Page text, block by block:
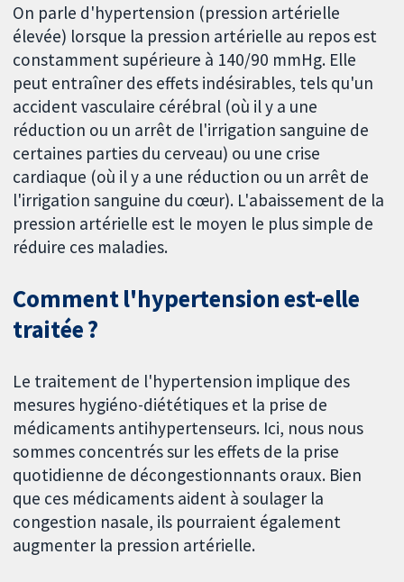
On parle d'hypertension (pression artérielle
élevée) lorsque la pression artérielle au repos est
constamment supérieure à 140/90 mmHg. Elle
peut entraîner des effets indésirables, tels qu'un
accident vasculaire cérébral (où il y a une
réduction ou un arrêt de l'irrigation sanguine de
certaines parties du cerveau) ou une crise
cardiaque (où il y a une réduction ou un arrêt de
l'irrigation sanguine du cœur). L'abaissement de la
pression artérielle est le moyen le plus simple de
réduire ces maladies.
Comment l'hypertension est-elle
traitée ?
Le traitement de l'hypertension implique des
mesures hygiéno-diététiques et la prise de
médicaments antihypertenseurs. Ici, nous nous
sommes concentrés sur les effets de la prise
quotidienne de décongestionnants oraux. Bien
que ces médicaments aident à soulager la
congestion nasale, ils pourraient également
augmenter la pression artérielle.